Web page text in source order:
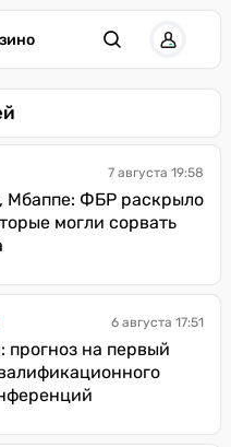
7 августа 19:58
Мбаппе: ФБР раскрыло
могли сорвать
6 августа 17:51
на первый